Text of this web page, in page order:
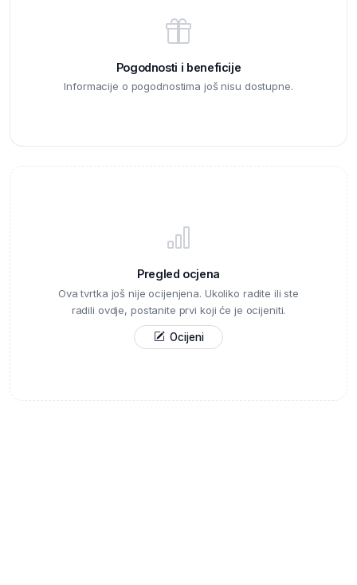
Pogodnosti i beneficije
Informacije o pogodnostima još nisu dostupne.
Pregled ocjena
Ova tvrtka još nije ocijenjena. Ukoliko radite ili ste
radili ovdje, postanite prvi koji će je ocijeniti.
Ocijeni